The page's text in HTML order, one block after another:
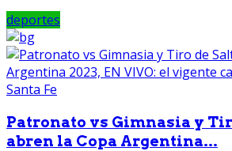
deportes
Patronato vs Gimnasia y
abren la Copa Argentina...